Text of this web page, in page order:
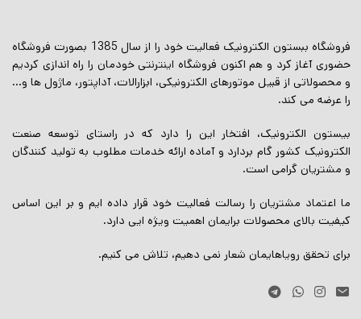
فروشگاه ببستون الکترونیک فعالیت خود را از سال 1385 بصورت فروشگاه
حضوری آغاز کرد و هم اکنون فروشگاه اینترنتی خودمان را راه اندازی کردیم
و محصولاتی از قبیل موتورهای الکترونیکی، ابزارالات، آداپتور، ماژول ها و…
را عرضه می کند.
بیستون الکترونیک، افتخار این را دارد که در راستای توسعه صنعت
الکترونیک کشور گام بردارد و آماده ارائه خدمات مطلوب به تولید کنندگان
و مشتریان گرامی است.
ما اعتماد مشتریان را رسالت فعالیت خود قرار داده ایم و بر این اساس
کیفیت بالای محصولات برایمان اهمیت ویژه ایی دارد.
برای تحقق رویاهایمان شعار نمی دهیم، تلاش می کنیم.